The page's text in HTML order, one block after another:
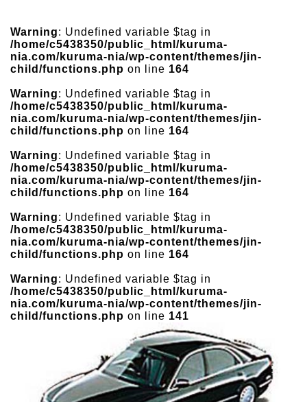
Warning: Undefined variable $tag in
/home/c5438350/public_html/kuruma-
nia.com/kuruma-nia/wp-content/themes/jin-
child/functions.php on line 164
Warning: Undefined variable $tag in
/home/c5438350/public_html/kuruma-
nia.com/kuruma-nia/wp-content/themes/jin-
child/functions.php on line 164
Warning: Undefined variable $tag in
/home/c5438350/public_html/kuruma-
nia.com/kuruma-nia/wp-content/themes/jin-
child/functions.php on line 164
Warning: Undefined variable $tag in
/home/c5438350/public_html/kuruma-
nia.com/kuruma-nia/wp-content/themes/jin-
child/functions.php on line 164
Warning: Undefined variable $tag in
/home/c5438350/public_html/kuruma-
nia.com/kuruma-nia/wp-content/themes/jin-
child/functions.php on line 141